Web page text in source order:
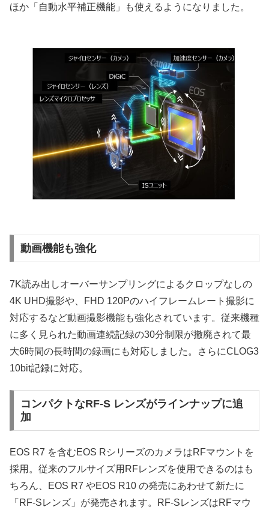
ほか「自動水平補正機能」も使えるようになりました。
動画機能も強化
7K読み出しオーバーサンプリングによるクロップなしの
4K UHD撮影や、FHD 120Pのハイフレームレート撮影に
対応するなど動画撮影機能も強化されています。従来機種
に多く見られた動画連続記録の30分制限が撤廃されて最
大6時間の長時間の録画にも対応しました。さらにCLOG3
10bit記録に対応。
コンパクトなRF-S レンズがラインナップに追
加
EOS R7 を含むEOS RシリーズのカメラはRFマウントを
採用。従来のフルサイズ用RFレンズを使用できるのはも
ちろん、EOS R7 やEOS R10 の発売にあわせて新たに
「RF-Sレンズ」が発売されます。RF-SレンズはRFマウ